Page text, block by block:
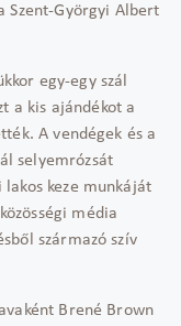
Szent-Györgyi Albert
egy-egy szál
a kis ajándékot a
A vendégek és a
selyemrózsát
keze munkáját
média
származó szív
Brené Brown